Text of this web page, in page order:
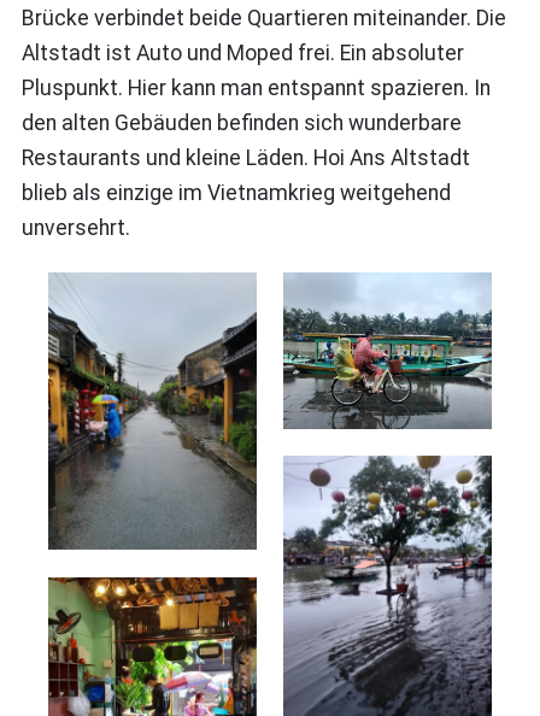
Brücke verbindet beide Quartieren miteinander. Die
Altstadt ist Auto und Moped frei. Ein absoluter
Pluspunkt. Hier kann man entspannt spazieren. In
den alten Gebäuden befinden sich wunderbare
Restaurants und kleine Läden. Hoi Ans Altstadt
blieb als einzige im Vietnamkrieg weitgehend
unversehrt.